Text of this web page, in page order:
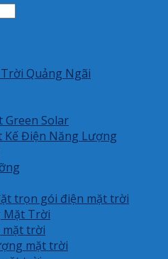
Quảng Ngãi
Green Solar
Kế Điện Năng Lượng
trọn gói điện mặt trời
Mặt Trời
trời
mặt trời